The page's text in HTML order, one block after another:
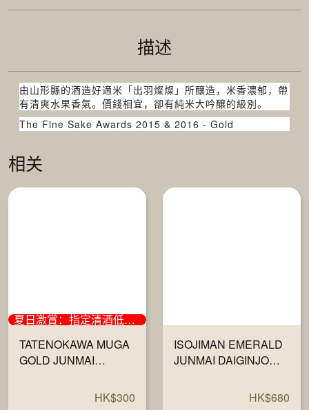
描述
由山形縣的酒造好適米「出羽燦燦」所釀造，米香濃郁，帶
有清爽水果香氣。價錢相宜，卻有純米大吟醸的級別。
The Fine Sake Awards 2015 & 2016 - Gold
相关
夏日激賞：指定清酒低至6折
TATENOKAWA MUGA
GOLD JUNMAI
HK$300
ISOJIMAN EMERALD
JUNMAI DAIGINJO
HK$680